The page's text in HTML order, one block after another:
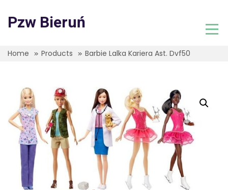
content
Pzw Bieruń
Home Products Barbie Lalka Kariera Ast. Dvf50